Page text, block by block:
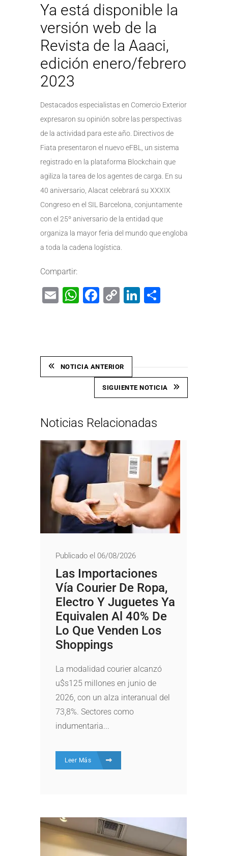
Ya está disponible la
versión web de la
Revista de la Aaaci,
edición enero/febrero
2023
Destacados especialistas en Comercio Exterior
expresaron su opinión sobre las perspectivas
de la actividad para este año. Directivos de
Fiata presentaron el nuevo eFBL, un sistema
registrado en la plataforma Blockchain que
agiliza la tarea de los agentes de carga. En su
40 aniversario, Alacat celebrará su XXXIX
Congreso en el SIL Barcelona, conjuntamente
con el 25º aniversario de la entidad que
organiza la mayor feria del mundo que engloba
a toda la cadena logística.
Compartir:
EmailWhatsApp
Facebook
CopyLinkedIn
NOTICIA ANTERIOR
SIGUIENTE NOTICIA
Noticias Relacionadas
Publicado el 06/08/2026
Las Importaciones
Vía Courier De Ropa,
Electro Y Juguetes Ya
Equivalen Al 40% De
Lo Que Venden Los
Shoppings
La modalidad courier alcanzó
u$s125 millones en junio de
2026, con un alza interanual del
73,8%. Sectores como
indumentaria...
Leer Más